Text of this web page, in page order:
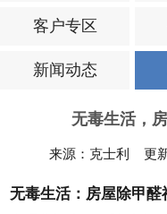
客户专区
新闻动态
无毒生活，
来源：克士利 更
无毒生活：房屋除甲醛